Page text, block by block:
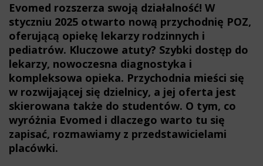
Evomed rozszerza swoją działalność! W
styczniu 2025 otwarto nową przychodnię POZ,
oferującą opiekę lekarzy rodzinnych i
pediatrów. Kluczowe atuty? Szybki dostęp do
lekarzy, nowoczesna diagnostyka i
kompleksowa opieka. Przychodnia mieści się
w rozwijającej się dzielnicy, a jej oferta jest
skierowana także do studentów. O tym, co
wyróżnia Evomed i dlaczego warto tu się
zapisać, rozmawiamy z przedstawicielami
placówki.